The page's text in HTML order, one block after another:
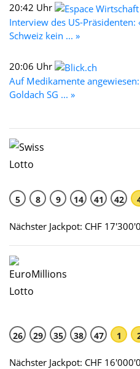
20:42 Uhr
Interview des US-Präsidenten:
Schweiz kein ... »
20:06 Uhr
Auf Medikamente
Goldach SG ... »
5 8 9 14 41 42
Nächster Jackpot: CHF
26 29 35 38 47 1
Nächster Jackpot: CHF